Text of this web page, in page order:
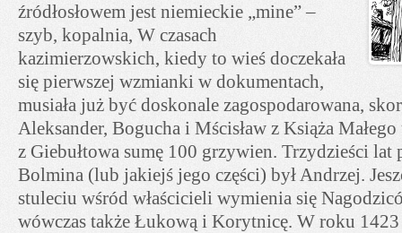
źródłosłowem jest niemieckie „mine” –
szyb, kopalnia, W czasach
kazimierzowskich, kiedy to wieś doczekała
się pierwszej wzmianki w dokumentach,
musiała już być doskonale zagospodarowana,
Aleksander, Bogucha i Mścisław z Książa
z Giebułtowa sumę 100 grzywien. Trzydzieści lat
Bolmina (lub jakiejś jego części) był Andrzej.
stuleciu wśród właścicieli wymienia się
wówczas także Łukową i Korytnicę. W roku